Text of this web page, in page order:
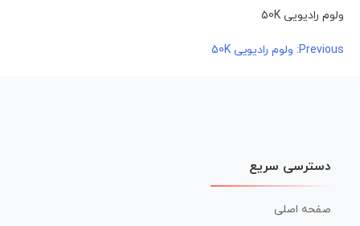
ولوم رادیویی 50K
راهبری
Previous: ولوم رادیویی 50K
دسترسی سریع
صفحه اصلی